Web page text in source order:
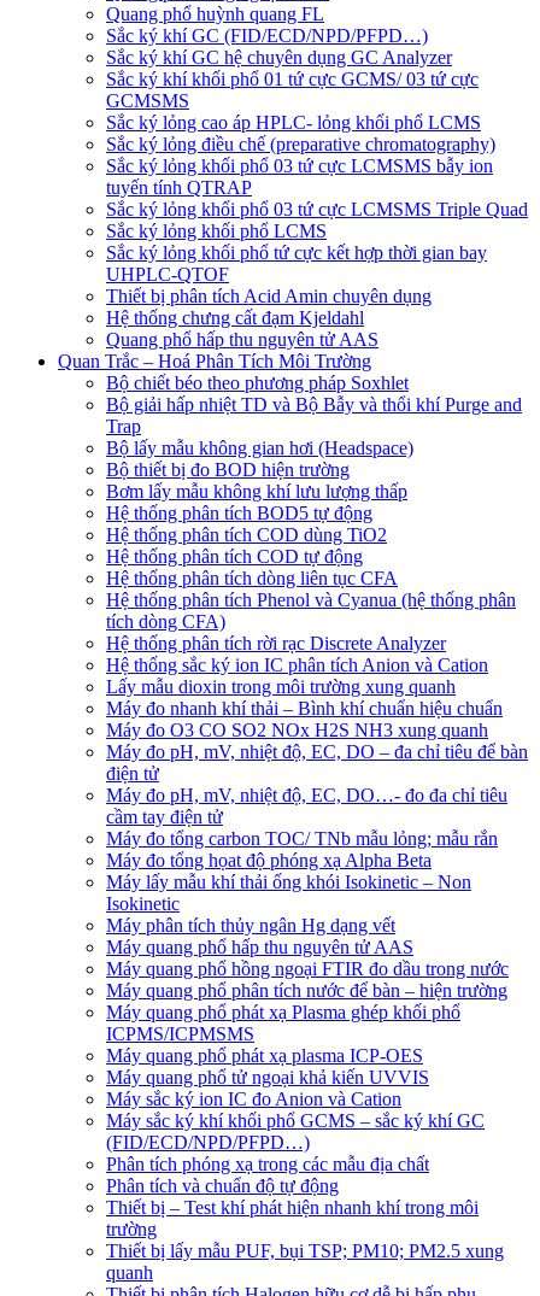
Quang phổ huỳnh quang FL
Sắc ký khí GC (FID/ECD/NPD/PFPD…)
Sắc ký khí GC hệ chuyên dụng GC Analyzer
Sắc ký khí khối phổ 01 tứ cực GCMS/ 03 tứ cực
GCMSMS
Sắc ký lỏng cao áp HPLC- lỏng khối phổ LCMS
Sắc ký lỏng điều chế (preparative chromatography)
Sắc ký lỏng khối phổ 03 tứ cực LCMSMS bẫy ion
tuyến tính QTRAP
Sắc ký lỏng khối phổ 03 tứ cực LCMSMS Triple Quad
Sắc ký lỏng khối phổ LCMS
Sắc ký lỏng khối phổ tứ cực kết hợp thời gian bay
UHPLC-QTOF
Thiết bị phân tích Acid Amin chuyên dụng
Hệ thống chưng cất đạm Kjeldahl
Quang phổ hấp thu nguyên tử AAS
Quan Trắc – Hoá Phân Tích Môi Trường
Bộ chiết béo theo phương pháp Soxhlet
Bộ giải hấp nhiệt TD và Bộ Bẫy và thổi khí Purge and
Trap
Bộ lấy mẫu không gian hơi (Headspace)
Bộ thiết bị đo BOD hiện trường
Bơm lấy mẫu không khí lưu lượng thấp
Hệ thống phân tích BOD5 tự động
Hệ thống phân tích COD dùng TiO2
Hệ thống phân tích COD tự động
Hệ thống phân tích dòng liên tục CFA
Hệ thống phân tích Phenol và Cyanua (hệ thống phân
tích dòng CFA)
Hệ thống phân tích rời rạc Discrete Analyzer
Hệ thống sắc ký ion IC phân tích Anion và Cation
Lấy mẫu dioxin trong môi trường xung quanh
Máy đo nhanh khí thải – Bình khí chuẩn hiệu chuẩn
Máy đo O3 CO SO2 NOx H2S NH3 xung quanh
Máy đo pH, mV, nhiệt độ, EC, DO – đa chỉ tiêu để bàn
điện tử
Máy đo pH, mV, nhiệt độ, EC, DO…- đo đa chỉ tiêu
cầm tay điện tử
Máy đo tổng carbon TOC/ TNb mẫu lỏng; mẫu rắn
Máy đo tổng họat độ phóng xạ Alpha Beta
Máy lấy mẫu khí thải ống khói Isokinetic – Non
Isokinetic
Máy phân tích thủy ngân Hg dạng vết
Máy quang phổ hấp thu nguyên tử AAS
Máy quang phổ hồng ngoại FTIR đo dầu trong nước
Máy quang phổ phân tích nước để bàn – hiện trường
Máy quang phổ phát xạ Plasma ghép khối phổ
ICPMS/ICPMSMS
Máy quang phổ phát xạ plasma ICP-OES
Máy quang phổ tử ngoại khả kiến UVVIS
Máy sắc ký ion IC đo Anion và Cation
Máy sắc ký khí khối phổ GCMS – sắc ký khí GC
(FID/ECD/NPD/PFPD…)
Phân tích phóng xạ trong các mẫu địa chất
Phân tích và chuẩn độ tự động
Thiết bị – Test khí phát hiện nhanh khí trong môi
trường
Thiết bị lấy mẫu PUF, bụi TSP; PM10; PM2.5 xung
quanh